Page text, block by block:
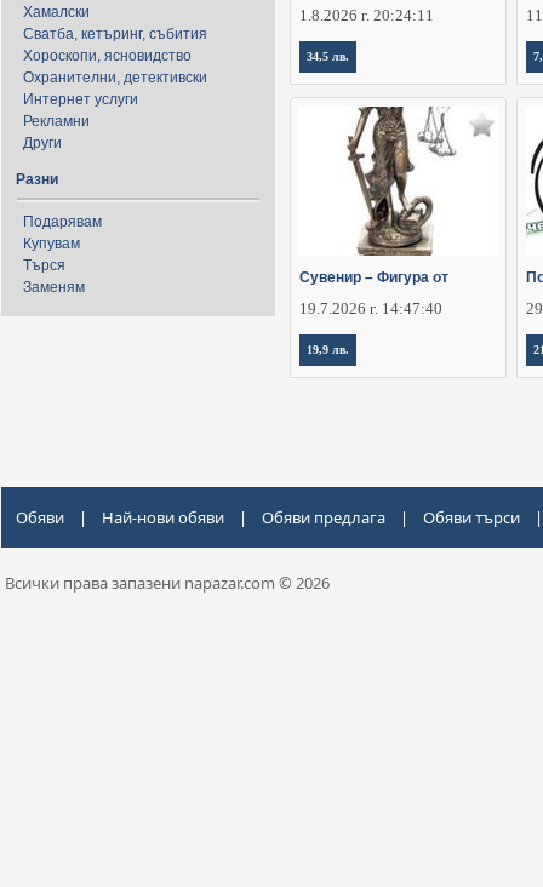
Хамалски
Сватба, кетъринг, събития
Хороскопи, ясновидство
Охранителни, детективски
Интернет услуги
Рекламни
Други
Разни
Подарявам
Купувам
Търся
Заменям
1.8.2026 г. 20:24:11
34,5 лв.
Сувенир – Фигура от
19.7.2026 г. 14:47:40
19,9 лв.
Обяви | Най-нови обяви | Обяви предлага | Обяви търси |
Всички права запазени napazar.com © 2026